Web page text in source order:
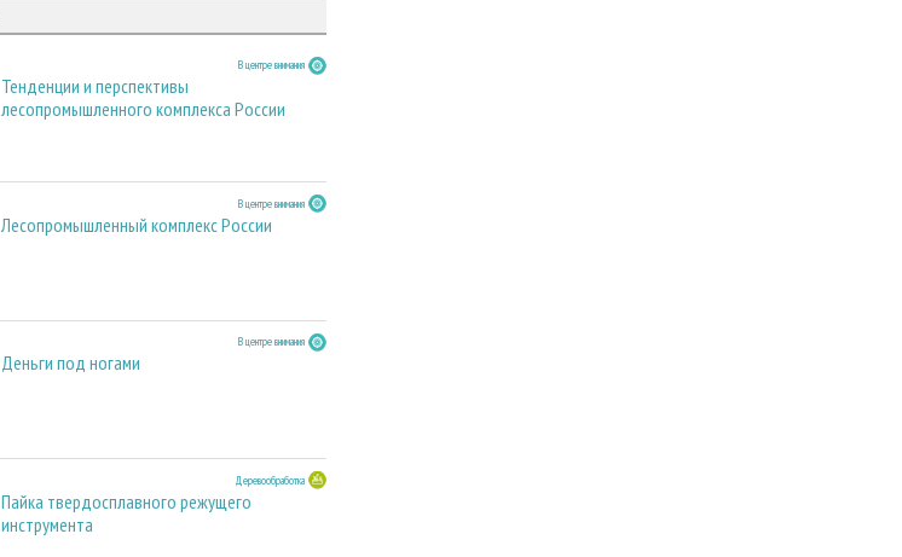
В центре внимания
Тенденции и перспективы
лесопромышленного комплекса России
В центре внимания
Лесопромышленный комплекс России
В центре внимания
Деньги под ногами
Деревообработка
Пайка твердосплавного режущего
инструмента